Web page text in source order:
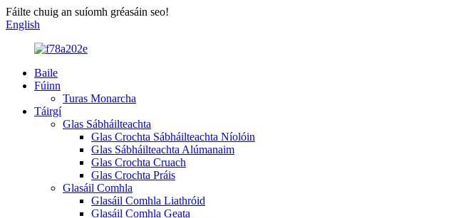
Fáilte chuig an suíomh gréasáin seo!
English
Baile
Fúinn
Turas Monarcha
Táirgí
Glas Sábháilteachta
Glas Crochta Sábháilteachta Níolóin
Glas Sábháilteachta Alúmanaim
Glas Crochta Cruach
Glas Crochta Práis
Glasáil Comhla
Glasáil Comhla Liathróid
Glasáil Comhla Geata